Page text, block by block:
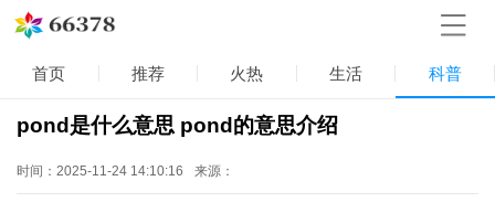
首页 推荐 火热 生活 科普
pond是什么意思 pond的意思介绍
时间：2025-11-24 14:10:16 来源：